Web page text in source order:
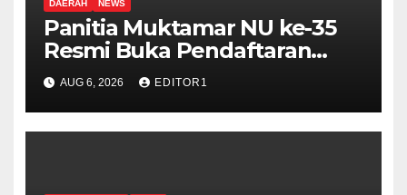
DAERAH NEWS
Panitia Muktamar NU ke-35
Resmi Buka Pendaftaran
Peserta Bazar, Expo dan
UMKM
AUG 6, 2026 EDITOR1